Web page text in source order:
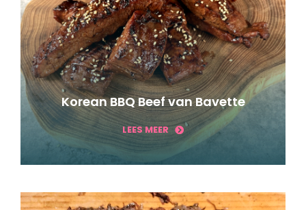
Korean BBQ Beef van Bavette
LEES MEER